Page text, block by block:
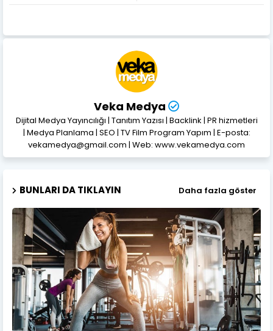
Veka Medya
Dijital Medya Yayıncılığı | Tanıtım Yazısı | Backlink | PR hizmetleri
| Medya Planlama | SEO | TV Film Program Yapım | E-posta:
vekamedya@gmail.com | Web: www.vekamedya.com
BUNLARI DA TIKLAYIN Daha fazla göster